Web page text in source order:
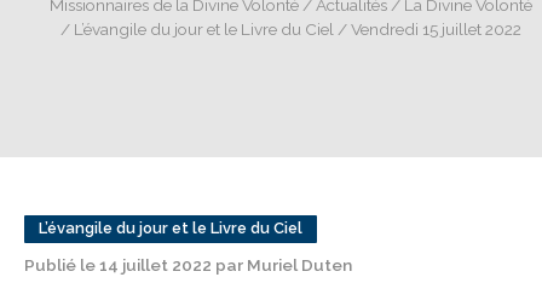
Missionnaires de la Divine Volonté/ Actualités/ La Divine Volonté
/ L’évangile du jour et le Livre du Ciel / Vendredi 15 juillet 2022
L’évangile du jour et le Livre du Ciel
Publié le 14 juillet 2022 par Muriel Duten